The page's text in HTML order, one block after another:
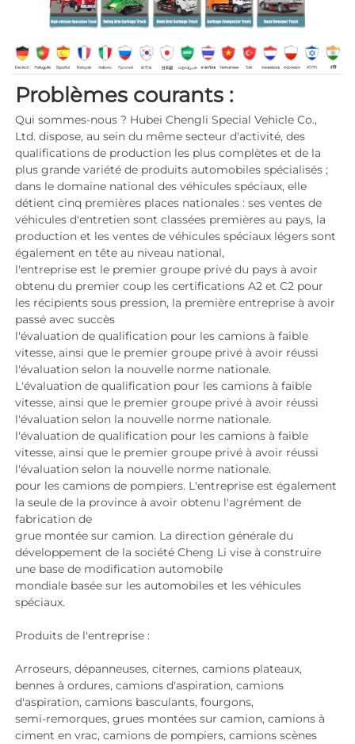
Problèmes courants :
Qui sommes-nous ? Hubei Chengli Special Vehicle Co.,
Ltd. dispose, au sein du même secteur d'activité, des
qualifications de production les plus complètes et de la
plus grande variété de produits automobiles spécialisés ;
dans le domaine national des véhicules spéciaux, elle
détient cinq premières places nationales : ses ventes de
véhicules d'entretien sont classées premières au pays, la
production et les ventes de véhicules spéciaux légers sont
également en tête au niveau national,
l'entreprise est le premier groupe privé du pays à avoir
obtenu du premier coup les certifications A2 et C2 pour
les récipients sous pression, la première entreprise à avoir
passé avec succès
l'évaluation de qualification pour les camions à faible
vitesse, ainsi que le premier groupe privé à avoir réussi
l'évaluation selon la nouvelle norme nationale.
L'évaluation de qualification pour les camions à faible
vitesse, ainsi que le premier groupe privé à avoir réussi
l'évaluation selon la nouvelle norme nationale.
l'évaluation de qualification pour les camions à faible
vitesse, ainsi que le premier groupe privé à avoir réussi
l'évaluation selon la nouvelle norme nationale.
pour les camions de pompiers. L'entreprise est également
la seule de la province à avoir obtenu l'agrément de
fabrication de
grue montée sur camion. La direction générale du
développement de la société Cheng Li vise à construire
une base de modification automobile
mondiale basée sur les automobiles et les véhicules
spéciaux.
Produits de l'entreprise :
Arroseurs, dépanneuses, citernes, camions plateaux,
bennes à ordures, camions d'aspiration, camions
d'aspiration, camions basculants, fourgons,
semi-remorques, grues montées sur camion, camions à
ciment en vrac, camions de pompiers, camions scènes